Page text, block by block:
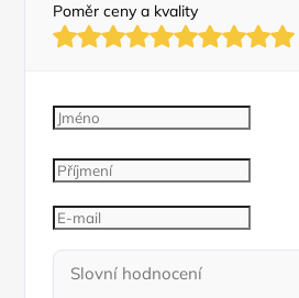
Poměr ceny a kvality